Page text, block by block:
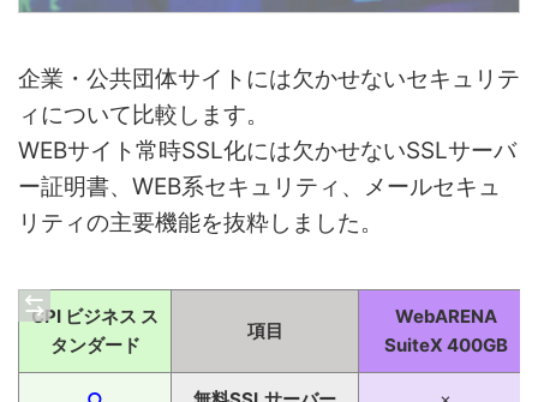
企業・公共団体サイトには欠かせないセキュリテ
ィについて比較します。
WEBサイト常時SSL化には欠かせないSSLサーバ
ー証明書、WEB系セキュリティ、メールセキュ
リティの主要機能を抜粋しました。
CPI ビジネス ス
タンダード
項目
WebARENA
SuiteX 400GB